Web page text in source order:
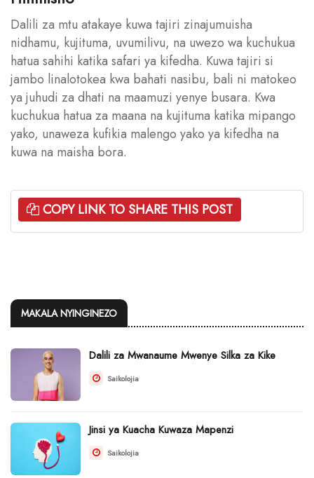
Dalili za mtu atakaye kuwa tajiri zinajumuisha
nidhamu, kujituma, uvumilivu, na uwezo wa kuchukua
hatua sahihi katika safari ya kifedha. Kuwa tajiri si
jambo linalotokea kwa bahati nasibu, bali ni matokeo
ya juhudi za dhati na maamuzi yenye busara. Kwa
kuchukua hatua za maana na kujituma katika mipango
yako, unaweza kufikia malengo yako ya kifedha na
kuwa na maisha bora.
COPY LINK TO SHARE THIS POST
MAKALA NYINGINEZO
Dalili za Mwanaume Mwenye Silka za Kike
Saikolojia
Jinsi ya Kuacha Kuwaza Mapenzi
Saikolojia